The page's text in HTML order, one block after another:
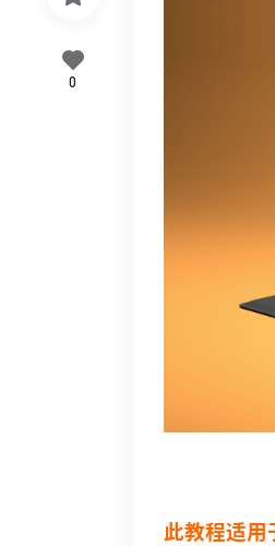
此教程适
0